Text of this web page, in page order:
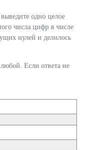
одно целое
числа цифр в числе
нулей и делилось
Если ответа не